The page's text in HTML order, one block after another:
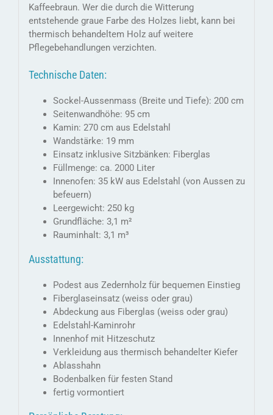
Kaffeebraun. Wer die durch die Witterung
entstehende graue Farbe des Holzes liebt, kann bei
thermisch behandeltem Holz auf weitere
Pflegebehandlungen verzichten.
Technische Daten:
Sockel-Aussenmass (Breite und Tiefe): 200 cm
Seitenwandhöhe: 95 cm
Kamin: 270 cm aus Edelstahl
Wandstärke: 19 mm
Einsatz inklusive Sitzbänken: Fiberglas
Füllmenge: ca. 2000 Liter
Innenofen: 35 kW aus Edelstahl (von Aussen zu
befeuern)
Leergewicht: 250 kg
Grundfläche: 3,1 m²
Rauminhalt: 3,1 m³
Ausstattung:
Podest aus Zedernholz für bequemen Einstieg
Fiberglaseinsatz (weiss oder grau)
Abdeckung aus Fiberglas (weiss oder grau)
Edelstahl-Kaminrohr
Innenhof mit Hitzeschutz
Verkleidung aus thermisch behandelter Kiefer
Ablasshahn
Bodenbalken für festen Stand
fertig vormontiert